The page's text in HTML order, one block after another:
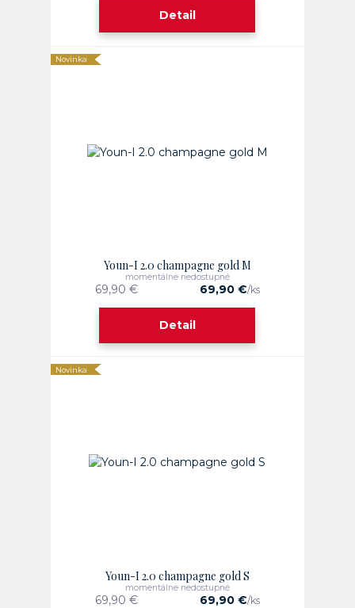
Detail
Novinka
Youn-I 2.0 champagne gold M
69,90 € 69,90 €/ks
momentálne nedostupné
Detail
Novinka
Youn-I 2.0 champagne gold S
69,90 € 69,90 €/ks
momentálne nedostupné